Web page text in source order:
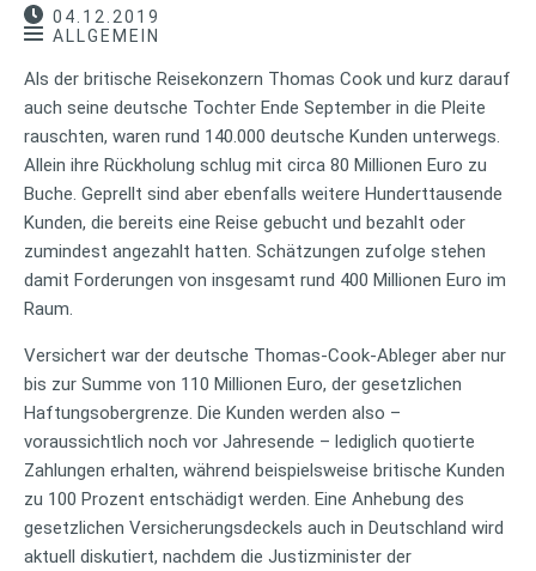
04.12.2019
ALLGEMEIN
Als der britische Reisekonzern Thomas Cook und kurz darauf
auch seine deutsche Tochter Ende September in die Pleite
rauschten, waren rund 140.000 deutsche Kunden unterwegs.
Allein ihre Rückholung schlug mit circa 80 Millionen Euro zu
Buche. Geprellt sind aber ebenfalls weitere Hunderttausende
Kunden, die bereits eine Reise gebucht und bezahlt oder
zumindest angezahlt hatten. Schätzungen zufolge stehen
damit Forderungen von insgesamt rund 400 Millionen Euro im
Raum.
Versichert war der deutsche Thomas-Cook-Ableger aber nur
bis zur Summe von 110 Millionen Euro, der gesetzlichen
Haftungsobergrenze. Die Kunden werden also –
voraussichtlich noch vor Jahresende – lediglich quotierte
Zahlungen erhalten, während beispielsweise britische Kunden
zu 100 Prozent entschädigt werden. Eine Anhebung des
gesetzlichen Versicherungsdeckels auch in Deutschland wird
aktuell diskutiert, nachdem die Justizminister der